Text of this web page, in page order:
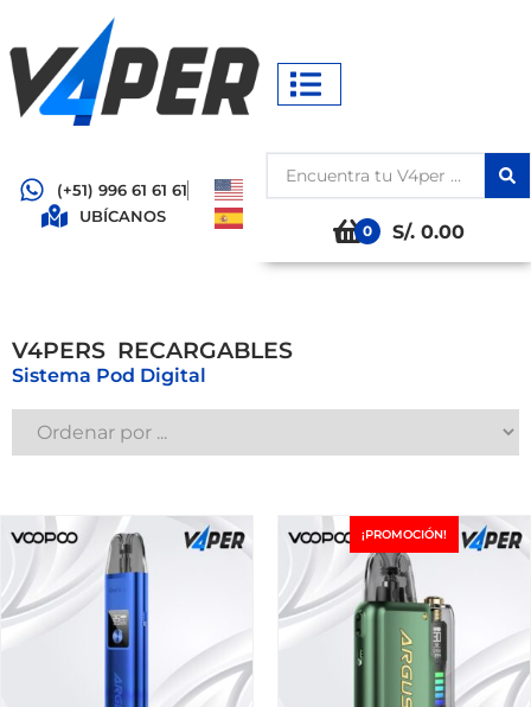
(+51) 996 61 61 61
UBÍCANOS
0
S/. 0.00
V4PERSRECARGABLES
Sistema Pod Digital
¡PROMOCIÓN!